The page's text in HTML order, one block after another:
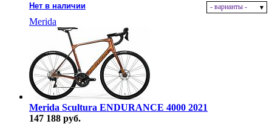
Нет в наличии - варианты -
Merida
Merida Scultura ENDURANCE 4000 2021
147 188 руб.